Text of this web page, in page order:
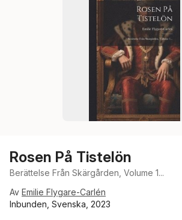
Rosen På Tistelön
Berättelse Från Skärgården, Volume 1...
Av Emilie Flygare-Carlén
Inbunden, Svenska, 2023